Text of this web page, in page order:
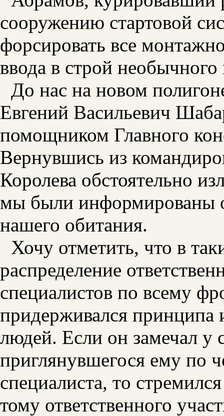
сооружению стартовой
форсировать все
ввода в строй
До нас на новом
Евгений Васильевич
помощником Главного
Вернувшись из
Королева обстоятельно
мы были информированы
нашего обитания.
Хочу отметить, что в
распределение
специалистов по всему
придерживался принципа
людей. Если он замечал
приглянувшегося ему по
специалиста, тo
тому ответственного